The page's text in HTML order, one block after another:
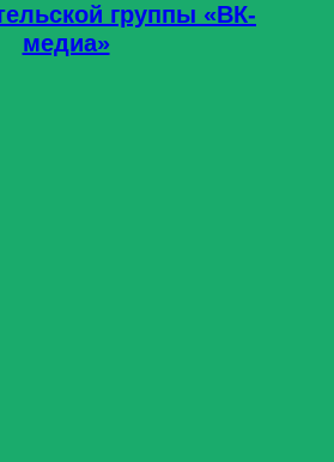
группы «ВК-
медиа»